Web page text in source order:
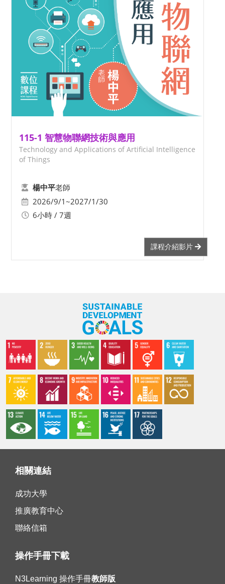
115-1 智慧物聯網技術與應用
Technology and Applications of Artificial Intelligence
of Things
楊中平老師
2026/9/1~2027/1/30
6小時 / 7週
課程介紹影片
相關連結
成功大學
推廣教育中心
聯絡信箱
操作手冊下載
N3Learning 操作手冊教師版